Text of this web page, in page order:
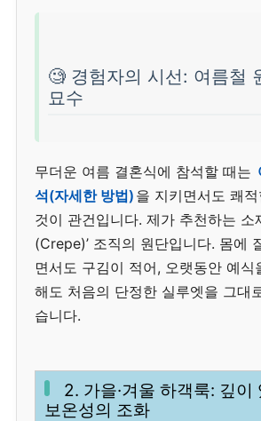
🧐 경험자의 시선: 여름철
묘수
무더운 여름 결혼식에 참석할 때는
석(자세한 방법) 을 지키면서도 쾌
것이 관건입니다. 제가 추천하는 소
(Crepe)’ 조직의 원단입니다. 몸에
면서도 구김이 적어, 오랫동안 예식
해도 처음의 단정한 실루엣을 그대
습니다.
2. 가을·겨울 하객룩: 깊이
보온성의 조화